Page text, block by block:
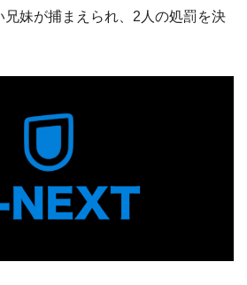
兄妹が捕まえられ、2人の処罰を決